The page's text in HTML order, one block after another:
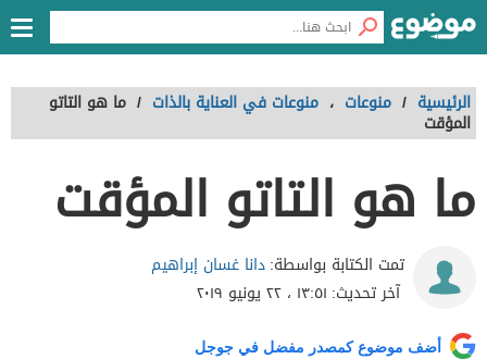
الرئيسية / منوعات ، منوعات في العناية بالذات / ما هو التاتو
المؤقت
ما هو التاتو المؤقت
تمت الكتابة بواسطة:دانا غسان إبراهيم
آخر تحديث: ١٣:٥١ ، ٢٢ يونيو ٢٠١٩
أضف موضوع كمصدر مفضل في جوجل